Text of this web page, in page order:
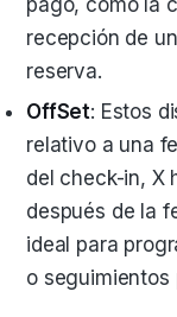
pago, como la
recepción de
reserva.
OffSet: Estos
relativo a una
del check-in, X
después de la
ideal para
o seguimientos